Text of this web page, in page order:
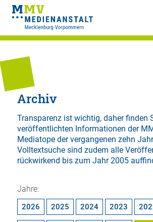
Archiv
Transparenz ist wichtig, daher finden
veröffentlichten Informationen der
Mediatope der vergangenen zehn
Volltextsuchesind zudem alle
rückwirkend bis zum Jahr 2005
Jahre:
2026 2025 2024 2023